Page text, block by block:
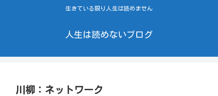
生きている限り人生は読めません
人生は読めないブログ
川柳：ネットワーク